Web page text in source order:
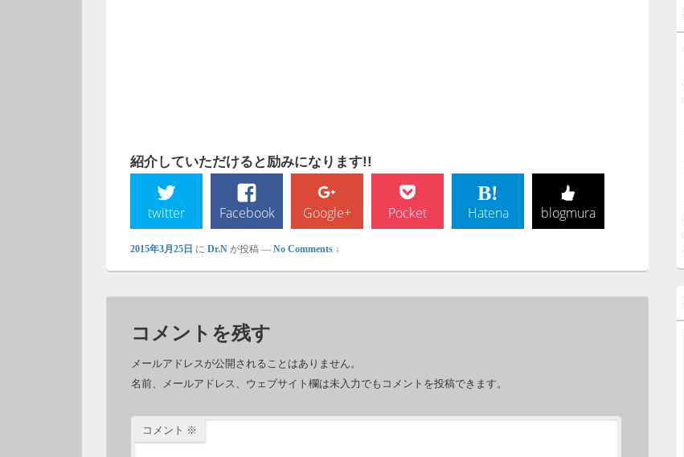
紹介していただけると励みになります!!
twitter Facebook Google+ Pocket Hatena blogmura
2015年3月25日 に Dr.N が投稿 — No Comments ↓
コメントを残す
メールアドレスが公開されることはありません。
名前、メールアドレス、ウェブサイト欄は未入力でもコメントを投稿できます。
コメント ※